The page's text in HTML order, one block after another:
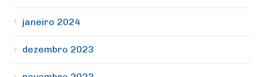
janeiro 2024
dezembro 2023